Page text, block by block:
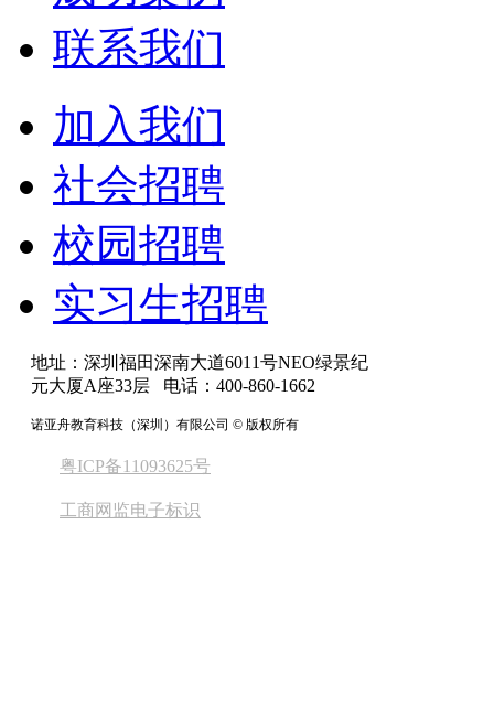
联系我们
加入我们
社会招聘
校园招聘
实习生招聘
地址：深圳福田深南大道6011号NEO绿景纪
元大厦A座33层 电话：400-860-1662
诺亚舟教育科技（深圳）有限公司 © 版权所有
粤ICP备11093625号
工商网监电子标识